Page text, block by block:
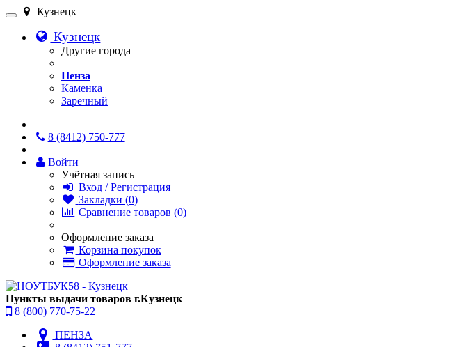
Кузнецк
Кузнецк
Другие города
Пенза
Каменка
Заречный
8 (8412) 750-777
Войти
Учётная запись
Вход / Регистрация
Закладки (0)
Сравнение товаров (0)
Оформление заказа
Корзина покупок
Оформление заказа
Пункты выдачи товаров г.Кузнецк
8 (800) 770-75-22
ПЕНЗА